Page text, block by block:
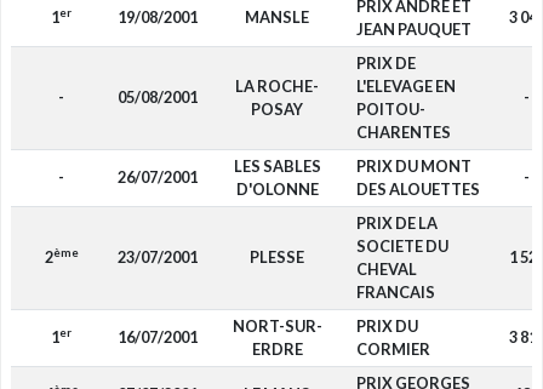
1er 19/08/2001 MANSLE
PRIX ANDRE ET
JEAN PAUQUET
3
- 05/08/2001
LA ROCHE-
POSAY
PRIX DE
L'ELEVAGE EN
POITOU-
CHARENTES
-
- 26/07/2001
LES SABLES
D'OLONNE
PRIX DU MONT
DES ALOUETTES
-
2ème 23/07/2001 PLESSE
PRIX DE LA
SOCIETE DU
CHEVAL
FRANCAIS
1
1er 16/07/2001
NORT-SUR-
ERDRE
PRIX DU
CORMIER
3
PRIX GEORGES